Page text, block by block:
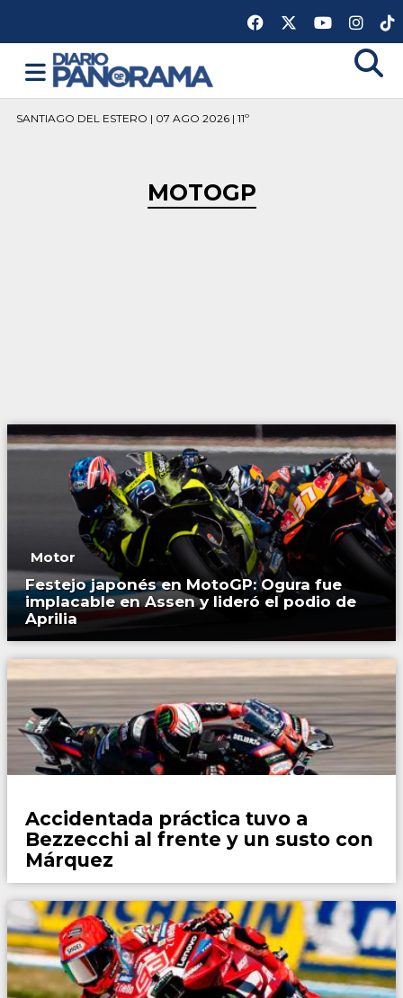
SANTIAGO DEL ESTERO | 07 AGO 2026 | 11º
MOTOGP
Motor
Festejo japonés en MotoGP: Ogura fue
implacable en Assen y lideró el podio de
Aprilia
Accidentada práctica tuvo a
Bezzecchi al frente y un susto con
Márquez